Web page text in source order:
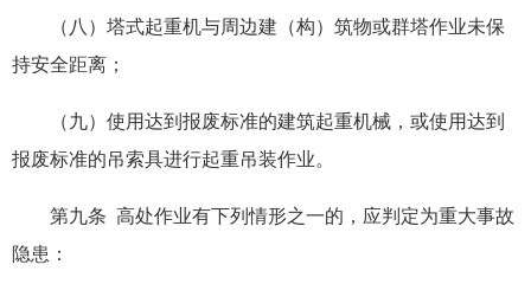
（八）塔式起重机与周边建（构）筑物或群塔作业未保
持安全距离；
（九）使用达到报废标准的建筑起重机械，或使用达到
报废标准的吊索具进行起重吊装作业。
第九条 高处作业有下列情形之一的，应判定为重大事故
隐患：